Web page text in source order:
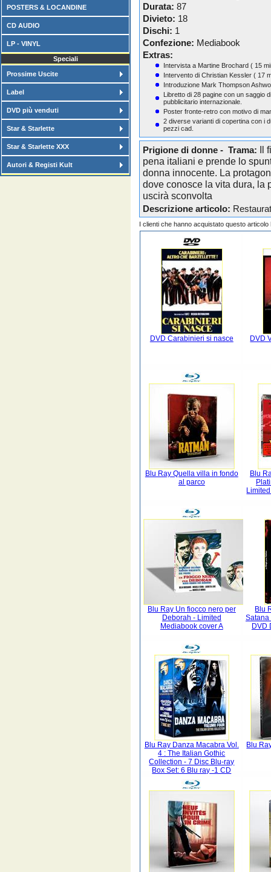
POSTERS & LOCANDINE
CD AUDIO
LP - VINYL
Speciali
Prossime Uscite
Label
DVD più venduti
Star & Starlette
Star & Starlette XXX
Autori & Registi Kult
Durata: 87
Divieto: 18
Dischi: 1
Confezione: Mediabook
Extras:
Intervista a Martine Brochard ( 15
Intervento di Christian Kessler ( 17
Introduzione Mark Thompson
Libretto di 28 pagine con un saggio
pubblicitario internazionale.
Poster fronte-retro con motivo di
2 diverse varianti di copertina con i
pezzi cad.
Prigione di donne - Trama: Il
pena italiani e prende lo
donna innocente. La
dove conosce la vita dura, la
uscirà sconvolta
Descrizione articolo:
I clienti che hanno acquistato questo
DVD Carabinieri si nasce DVD
Blu Ray Quella villa in fondo
al parco
Blu
Blu Ray Un fiocco nero per
Deborah - Limited
Mediabook cover A
Blu
Satana
DVD
Blu Ray Danza Macabra Vol.
4 : The Italian Gothic
Collection - 7 Disc Blu-ray
Box Set: 6 Blu ray -1 CD
Blu